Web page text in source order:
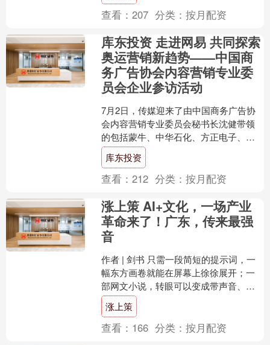
查看：207 分类：按月配资
库东投资 走进网易 共同探索
奥运营销新趋势——中国商
务广告协会内容营销专业委
员会企业参访活动
7月2日，传媒迎来了由中国商务广告协
会内容营销专业委员会秘书长沈健带领
的包括蒙牛、中华石化、方正电子、星
榜、库润数据、年年有娱、尊道传媒、
CMO训练营、CMO ....
库东投资
查看：212 分类：按月配资
涨上策 AI+文化，一场产业
革命来了！广东，传来最强
音
作者 | 剑书 只需一段简短的提示词，一
幅东方画卷就能在屏幕上徐徐展开；一
部网文小说，转眼可以变成带声音、带
角色的漫剧；一个虚拟数字人，能跨越
语言障碍，随时和不....
涨上策
查看： 166 分类：按月配资